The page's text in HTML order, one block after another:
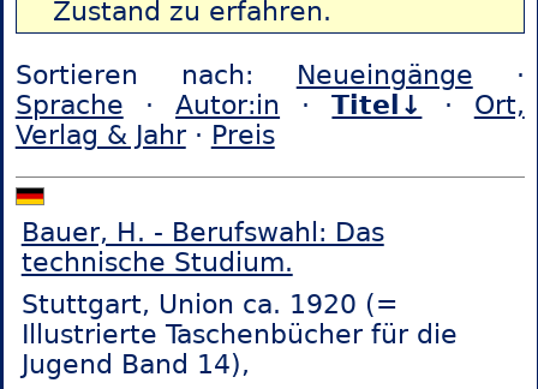
Zustand zu erfahren.
Sortieren nach: Neueingänge ·
Sprache ·Autor:in ·Titel↓ · Ort,
Verlag & Jahr· Preis
Bauer, H. - Berufswahl: Das
technische Studium.
Stuttgart, Union ca. 1920 (=
Illustrierte Taschenbücher für die
Jugend Band 14),